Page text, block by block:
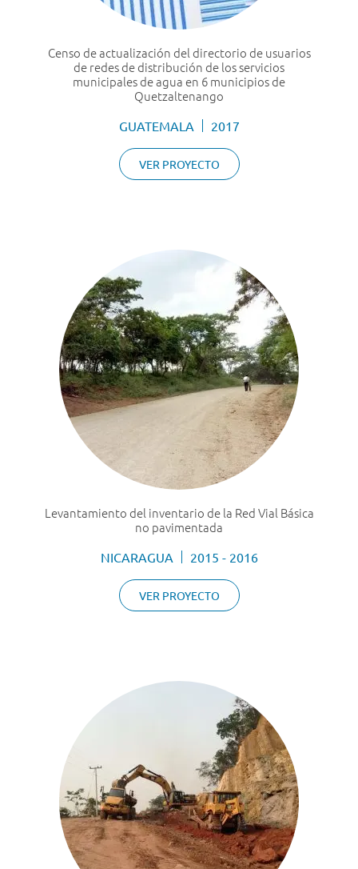
Censo de actualización del directorio de usuarios
de redes de distribución de los servicios
municipales de agua en 6 municipios de
Quetzaltenango
GUATEMALA 2017
VER PROYECTO
Levantamiento del inventario de la Red Vial Básica
no pavimentada
NICARAGUA 2015 - 2016
VER PROYECTO